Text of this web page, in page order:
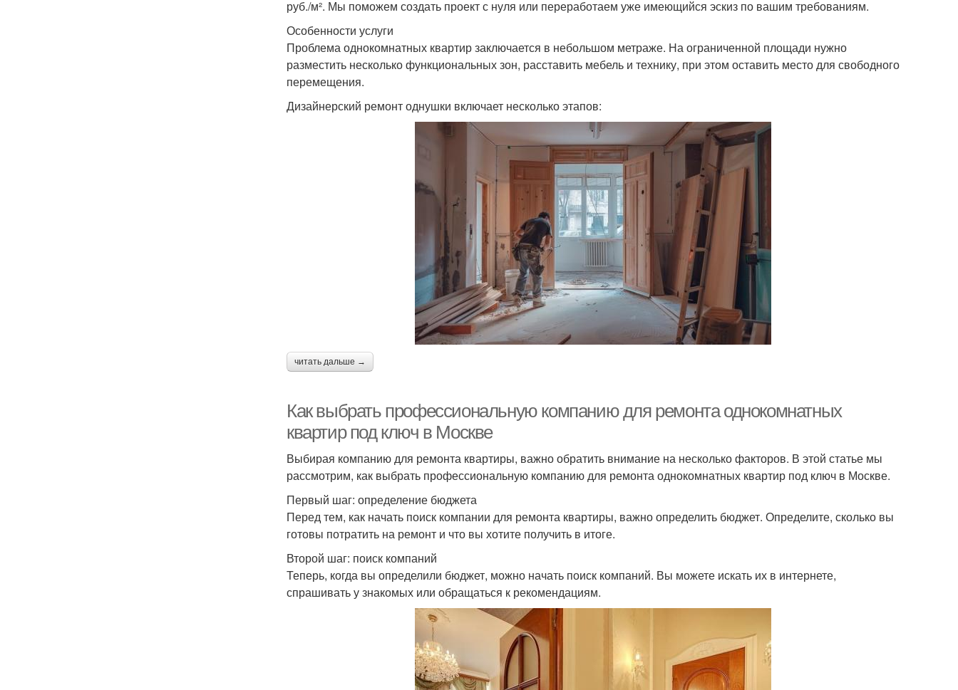
руб./м². Мы поможем создать проект с нуля или переработаем уже имеющийся эскиз по вашим требованиям.
Особенности услуги
Проблема однокомнатных квартир заключается в небольшом метраже. На ограниченной площади нужно
разместить несколько функциональных зон, расставить мебель и технику, при этом оставить место для свободного
перемещения.
Дизайнерский ремонт однушки включает несколько этапов:
читать дальше →
Как выбрать профессиональную компанию для ремонта однокомнатных
квартир под ключ в Москве
Выбирая компанию для ремонта квартиры, важно обратить внимание на несколько факторов. В этой статье мы
рассмотрим, как выбрать профессиональную компанию для ремонта однокомнатных квартир под ключ в Москве.
Первый шаг: определение бюджета
Перед тем, как начать поиск компании для ремонта квартиры, важно определить бюджет. Определите, сколько вы
готовы потратить на ремонт и что вы хотите получить в итоге.
Второй шаг: поиск компаний
Теперь, когда вы определили бюджет, можно начать поиск компаний. Вы можете искать их в интернете,
спрашивать у знакомых или обращаться к рекомендациям.